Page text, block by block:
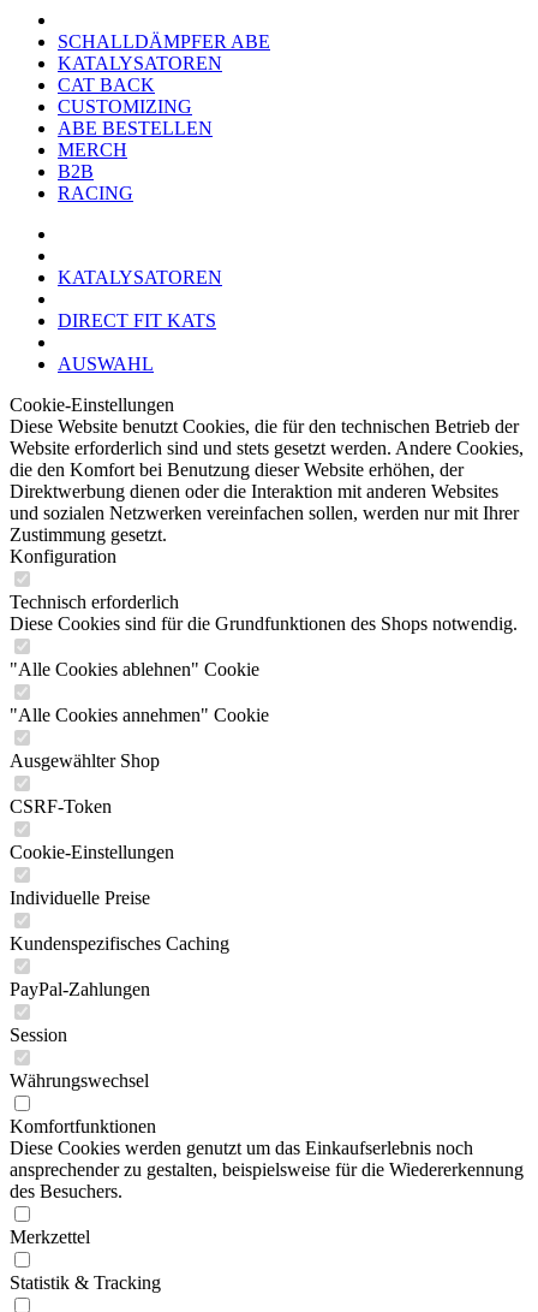
SCHALLDÄMPFER ABE
KATALYSATOREN
CAT BACK
CUSTOMIZING
ABE BESTELLEN
MERCH
B2B
RACING
KATALYSATOREN
DIRECT FIT KATS
AUSWAHL
Cookie-Einstellungen
Diese Website benutzt Cookies, die für den technischen Betrieb der
Website erforderlich sind und stets gesetzt werden. Andere Cookies,
die den Komfort bei Benutzung dieser Website erhöhen, der
Direktwerbung dienen oder die Interaktion mit anderen Websites
und sozialen Netzwerken vereinfachen sollen, werden nur mit Ihrer
Zustimmung gesetzt.
Konfiguration
Technisch erforderlich
Diese Cookies sind für die Grundfunktionen des Shops notwendig.
"Alle Cookies ablehnen" Cookie
"Alle Cookies annehmen" Cookie
Ausgewählter Shop
CSRF-Token
Cookie-Einstellungen
Individuelle Preise
Kundenspezifisches Caching
PayPal-Zahlungen
Session
Währungswechsel
Komfortfunktionen
Diese Cookies werden genutzt um das Einkaufserlebnis noch
ansprechender zu gestalten, beispielsweise für die Wiedererkennung
des Besuchers.
Merkzettel
Statistik & Tracking